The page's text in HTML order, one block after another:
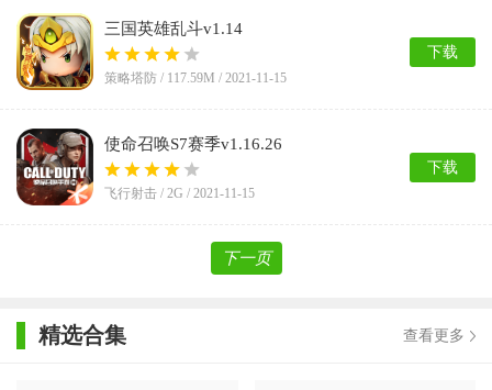
三国英雄乱斗v1.14
策略塔防 / 117.59M / 2021-11-15
下载
使命召唤S7赛季v1.16.26
飞行射击 / 2G / 2021-11-15
下载
下一页
精选合集 查看更多